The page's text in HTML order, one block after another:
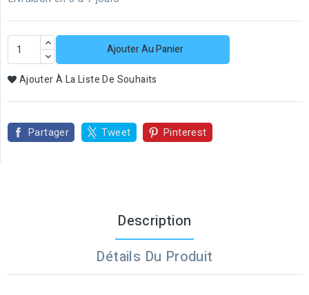
Ajouter Au Panier
Ajouter À La Liste De Souhaits
Partager Tweet Pinterest
Description
Détails Du Produit